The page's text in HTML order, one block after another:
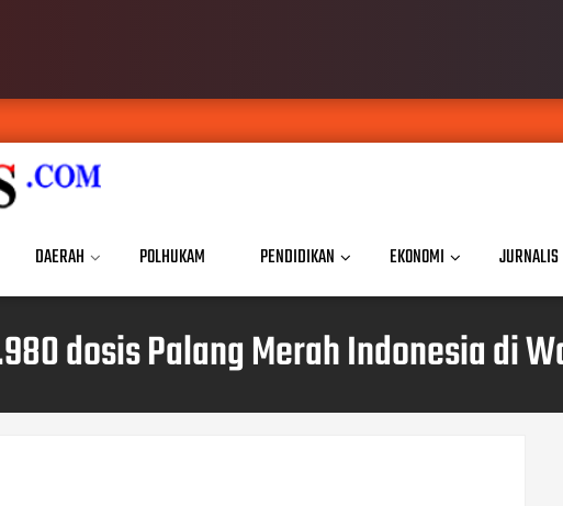
DAERAH POLHUKAM PENDIDIKAN EKONOMI JURNALIS
dosis Palang Merah Indonesia di